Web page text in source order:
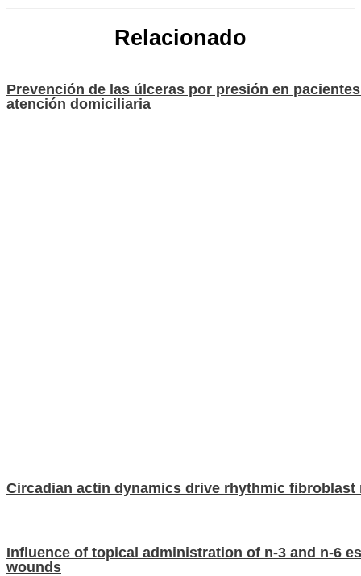
Relacionado
Prevención de las úlceras por presión en
atención domiciliaria
Circadian actin dynamics drive rhythmic
Influence of topical administration of n-3 and n-6
wounds